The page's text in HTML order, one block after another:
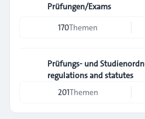
Prüfungen/Exams
170Themen
Prüfungs- und
regulations and statutes
201Themen